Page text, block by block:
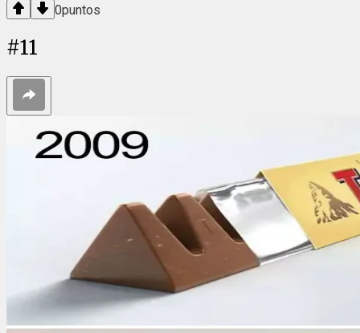
0puntos
#11